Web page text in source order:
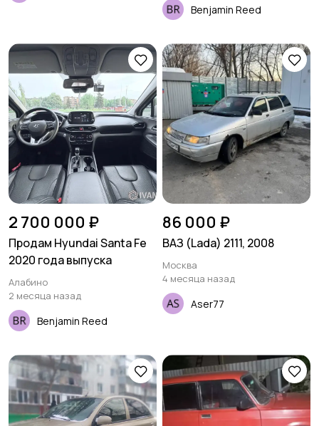
Benjamin Reed
2 700 000 ₽
Продам Hyundai Santa Fe
2020 года выпуска
Алабино
2 месяца назад
Benjamin Reed
86 000 ₽
ВАЗ (Lada) 2111, 2008
Москва
4 месяца назад
Aser77